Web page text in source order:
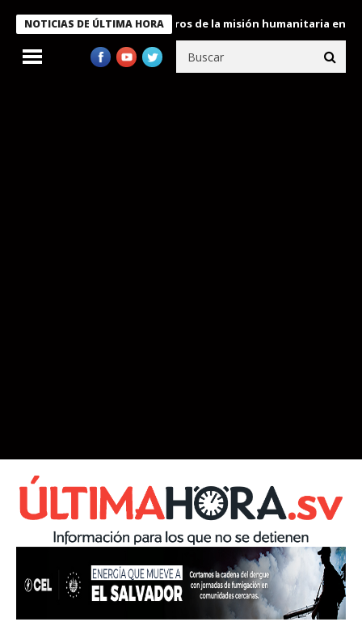
NOTICIAS DE ÚLTIMA HORA
condecora a miembros de la misión humanitaria enviada a